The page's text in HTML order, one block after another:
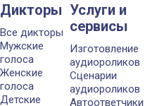
Дикторы
Все дикторы
Мужские
голоса
Женские
голоса
Детские
Услуги и
сервисы
Изготовление
аудиороликов
Сценарии
аудиороликов
Автоответчики